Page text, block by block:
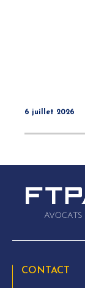
6 juillet 2026
CONTACT